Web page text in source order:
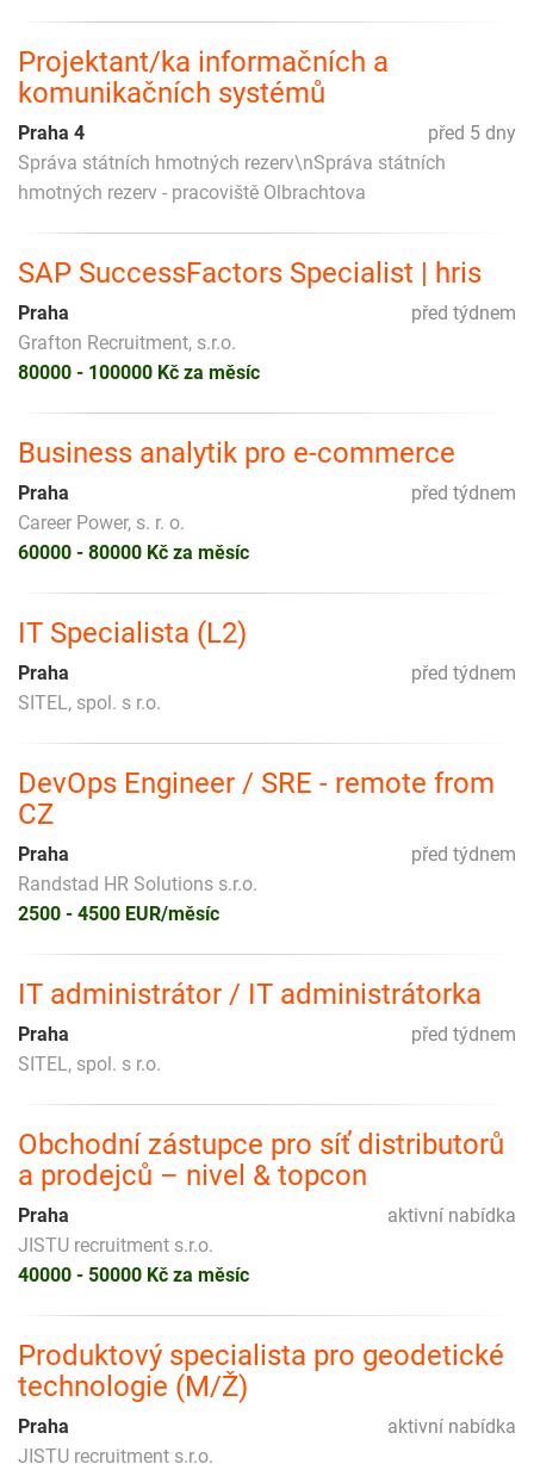
Projektant/ka informačních a
komunikačních systémů
před 5 dny
Praha 4
Správa státních hmotných rezerv\nSpráva státních
hmotných rezerv - pracoviště Olbrachtova
SAP SuccessFactors Specialist | hris
před týdnem
Praha
Grafton Recruitment, s.r.o.
80000 - 100000 Kč za měsíc
Business analytik pro e-commerce
před týdnem
Praha
Career Power, s. r. o.
60000 - 80000 Kč za měsíc
IT Specialista (L2)
před týdnem
Praha
SITEL, spol. s r.o.
DevOps Engineer / SRE - remote from
CZ
před týdnem
Praha
Randstad HR Solutions s.r.o.
2500 - 4500 EUR/měsíc
IT administrátor / IT administrátorka
před týdnem
Praha
SITEL, spol. s r.o.
Obchodní zástupce pro síť distributorů
a prodejců – nivel & topcon
aktivní nabídka
Praha
JISTU recruitment s.r.o.
40000 - 50000 Kč za měsíc
Produktový specialista pro geodetické
technologie (M/Ž)
aktivní nabídka
Praha
JISTU recruitment s.r.o.